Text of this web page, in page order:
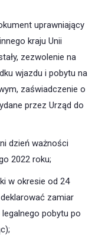
uprawniający
kraju Unii
zezwolenie na
wjazdu i pobytu na
zaświadczenie o
przez Urząd do
dzień ważności
2022 roku;
w okresie od 24
zamiar
pobytu po